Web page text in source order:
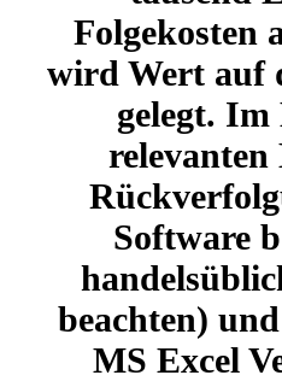
Folgekosten
wird Wert auf
gelegt. Im
Software
beachten)
MS Excel